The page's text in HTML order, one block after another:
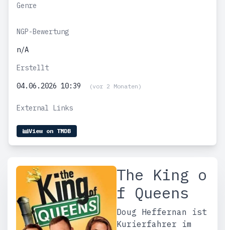
Genre
NGP-Bewertung
n/A
Erstellt
04.06.2026 10:39
(vor 2 Monaten)
External Links
View on TMDB
The King o
f Queens
Doug Heffernan ist
Kurierfahrer im